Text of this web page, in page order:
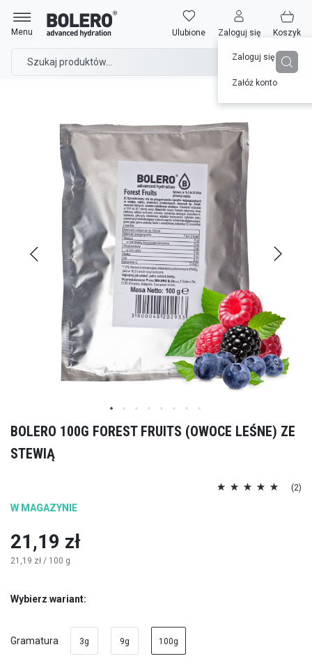
do
treści
Menu Ulubione Zaloguj się
Zaloguj się
Załóż konto
Koszyk
Bolero 100g Forest Fruits (Owoce Leśne) ze stewią
BOLERO 100G FOREST FRUITS (OWOCE LEŚNE) ZE
STEWIĄ
Ocena:
(2)
W MAGAZYNIE
21,19 zł
21,19 zł / 100 g
Wybierz wariant:
Gramatura 3g 9g 100g
Przejdź
na
początek